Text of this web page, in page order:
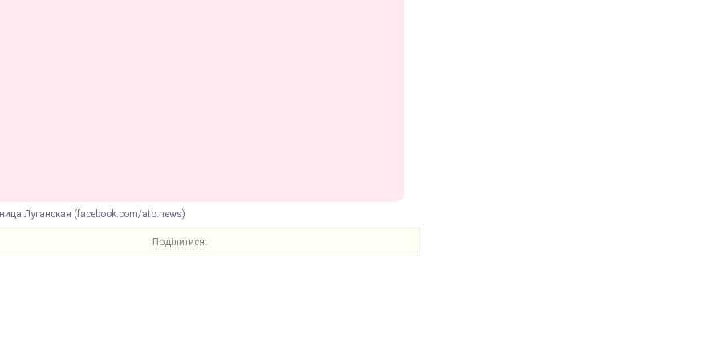
Луганская (facebook.com/ato.news)
Поділитися: